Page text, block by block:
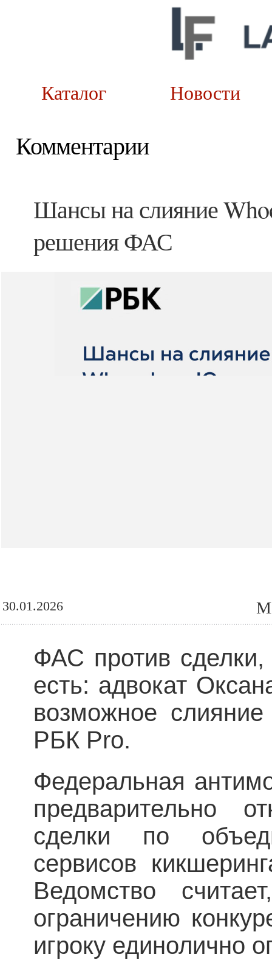
Каталог
Комментарии
Шансы на слияние
решения ФАС
30.01.2026
ФАС против сделки,
есть: адвокат
возможное
РБК Pro.
Федеральная
предварительно
сделки по
сервисов
Ведомство
ограничению
игроку единолично